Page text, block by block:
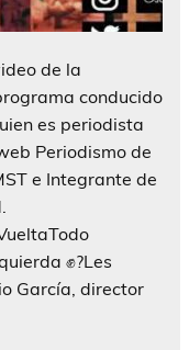
de la
conducido
es periodista
Periodismo de
e Integrante de
✊?Les
García, director